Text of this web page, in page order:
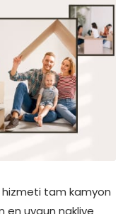
hizmeti tam kamyon
en uygun nakliye